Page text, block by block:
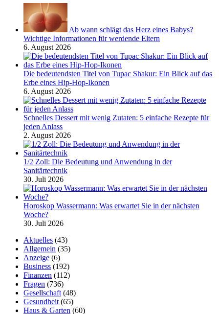
Ab wann schlägt das Herz eines Babys?
Wichtige Informationen für werdende Eltern
6. August 2026
Die bedeutendsten Titel von Tupac Shakur: Ein Blick auf das
Erbe eines Hip-Hop-Ikonen
6. August 2026
Schnelles Dessert mit wenig Zutaten: 5 einfache Rezepte für
jeden Anlass
2. August 2026
1/2 Zoll: Die Bedeutung und Anwendung in der
Sanitärtechnik
30. Juli 2026
Horoskop Wassermann: Was erwartet Sie in der nächsten
Woche?
30. Juli 2026
Aktuelles (43)
Allgemein (35)
Anzeige (6)
Business (192)
Finanzen (112)
Fragen (736)
Gesellschaft (48)
Gesundheit (65)
Haus & Garten (60)